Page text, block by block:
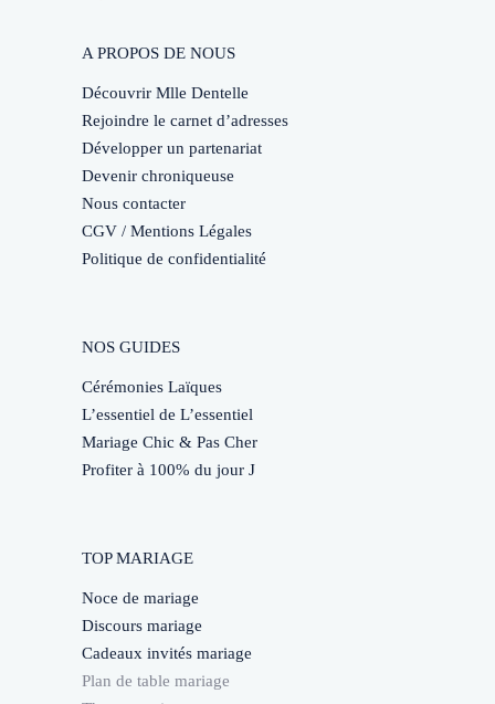
A PROPOS DE NOUS
Découvrir Mlle Dentelle
Rejoindre le carnet d’adresses
Développer un partenariat
Devenir chroniqueuse
Nous contacter
CGV / Mentions Légales
Politique de confidentialité
NOS GUIDES
Cérémonies Laïques
L’essentiel de L’essentiel
Mariage Chic & Pas Cher
Profiter à 100% du jour J
TOP MARIAGE
Noce de mariage
Discours mariage
Cadeaux invités mariage
Plan de table mariage